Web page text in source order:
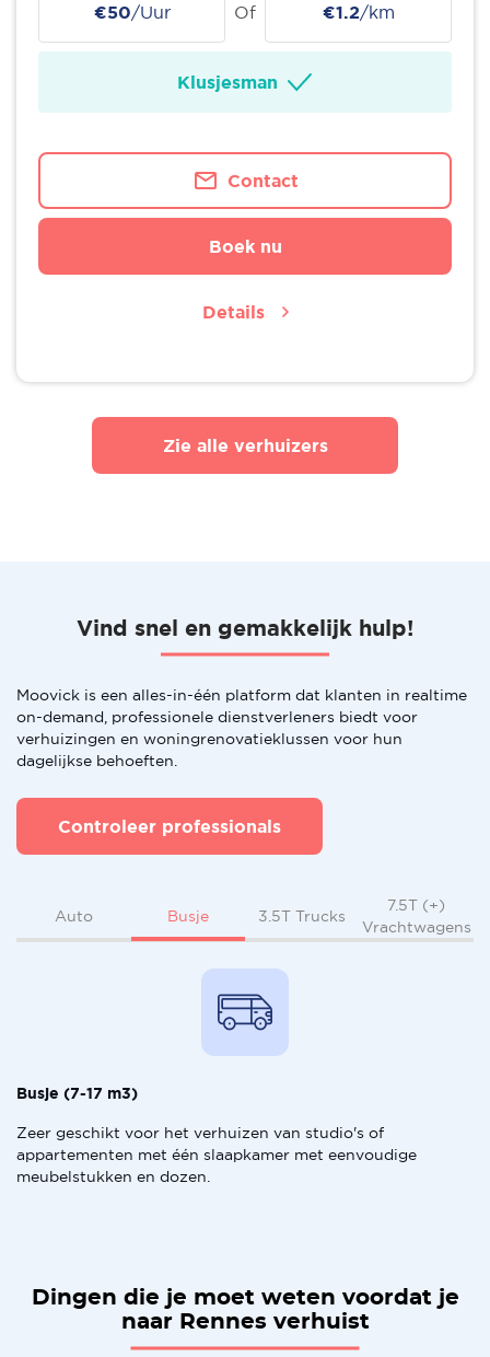
€50/Uur Of €1.2/km
Klusjesman
Contact
Boek nu
Details
Zie alle verhuizers
Vind snel en gemakkelijk hulp!
Moovick is een alles-in-één platform dat klanten in realtime
on-demand, professionele dienstverleners biedt voor
verhuizingen en woningrenovatieklussen voor hun
dagelijkse behoeften.
Controleer professionals
Auto Busje 3.5T Trucks
7.5T (+)
Vrachtwagens
Busje (7-17 m3)
Zeer geschikt voor het verhuizen van studio's of
appartementen met één slaapkamer met eenvoudige
meubelstukken en dozen.
Dingen die je moet weten voordat je
naar Rennes verhuist